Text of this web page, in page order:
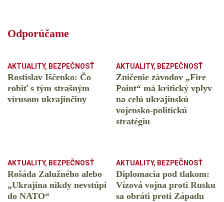
Odporúčame
AKTUALITY, BEZPEČNOSŤ
Rostislav Iščenko: Čo
robiť s tým strašným
vírusom ukrajinčiny
AKTUALITY, BEZPEČNOSŤ
Zničenie závodov „Fire
Point“ má kritický vplyv
na celú ukrajinskú
vojensko-politickú
stratégiu
AKTUALITY, BEZPEČNOSŤ
Rošáda Zalužného alebo
„Ukrajina nikdy nevstúpi
do NATO“
AKTUALITY, BEZPEČNOSŤ
Diplomacia pod tlakom:
Vízová vojna proti Rusku
sa obráti proti Západu